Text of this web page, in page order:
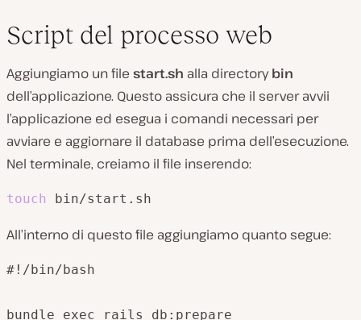
Script del processo web
Aggiungiamo un file start.sh alla directorybin
dell’applicazione. Questo assicura che il server avvii
l’applicazione ed esegua i comandi necessari per
avviare e aggiornare il database prima dell’esecuzione.
Nel terminale, creiamo il file inserendo:
touch bin/start.sh
All’interno di questo file aggiungiamo quanto segue:
#!/bin/bash
bundle exec rails db:prepare